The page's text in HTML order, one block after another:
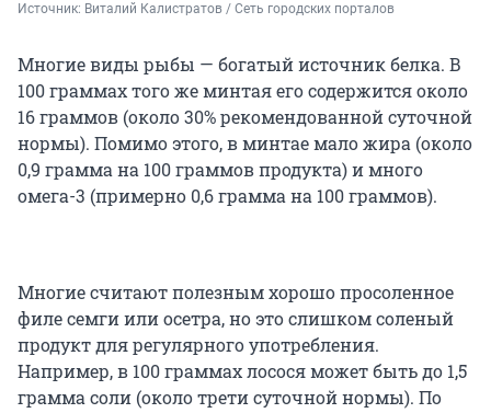
Источник: Виталий Калистратов / Сеть городских порталов
Многие виды рыбы — богатый источник белка. В
100 граммах того же минтая его содержится около
16 граммов (около 30% рекомендованной суточной
нормы). Помимо этого, в минтае мало жира (около
0,9 грамма на 100 граммов продукта) и много
омега-3 (примерно 0,6 грамма на 100 граммов).
Многие считают полезным хорошо просоленное
филе семги или осетра, но это слишком соленый
продукт для регулярного употребления.
Например, в 100 граммах лосося может быть до 1,5
грамма соли (около трети суточной нормы). По